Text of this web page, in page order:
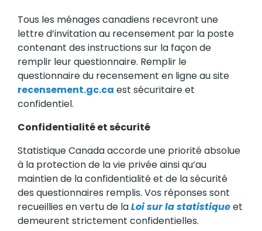
Tous les ménages canadiens recevront une
lettre d’invitation au recensement par la poste
contenant des instructions sur la façon de
remplir leur questionnaire. Remplir le
questionnaire du recensement en ligne au site
recensement.gc.ca est sécuritaire et
confidentiel.
Confidentialité et sécurité
Statistique Canada accorde une priorité absolue
à la protection de la vie privée ainsi qu’au
maintien de la confidentialité et de la sécurité
des questionnaires remplis. Vos réponses sont
recueillies en vertu de laLoi sur la statistiqueet
demeurent strictement confidentielles.